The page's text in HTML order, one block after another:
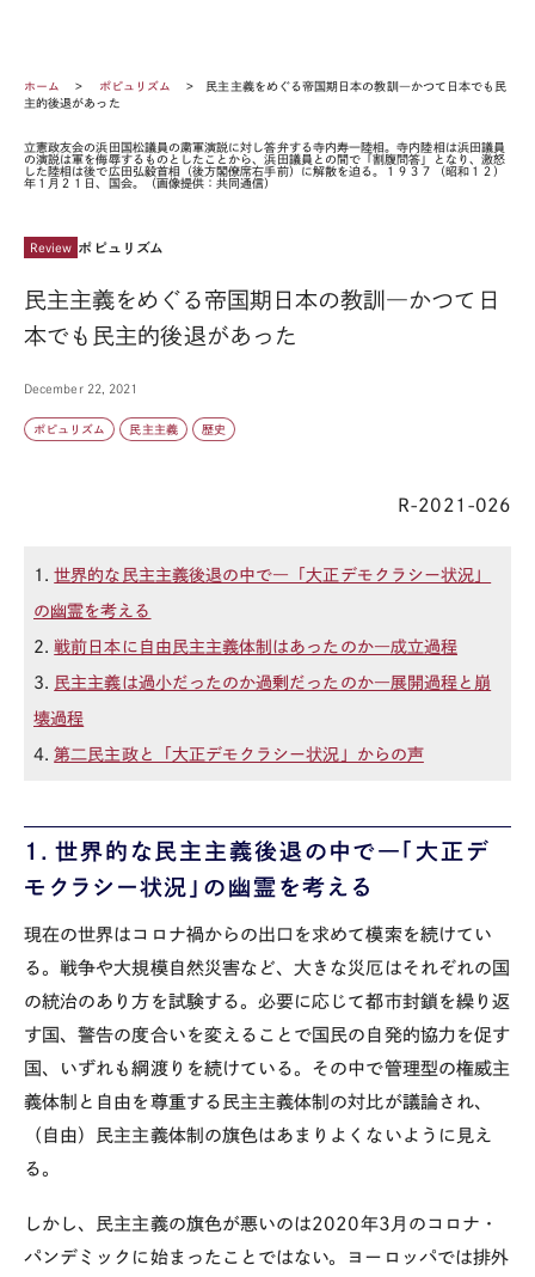
ホーム ポピュリズム
民主主義をめぐる帝国期日本の教訓―かつて日本でも民
主的後退があった
立憲政友会の浜田国松議員の粛軍演説に対し答弁する寺内寿一陸相。寺内陸相は浜田議員
の演説は軍を侮辱するものとしたことから、浜田議員との間で「割腹問答」となり、激怒
した陸相は後で広田弘毅首相（後方閣僚席右手前）に解散を迫る。１９３７（昭和１２）
年１月２１日、国会。（画像提供：共同通信）
Review ポピュリズム
民主主義をめぐる帝国期日本の教訓―かつて日
本でも民主的後退があった
December 22, 2021
ポピュリズム 民主主義 歴史
R-2021-026
1.世界的な民主主義後退の中で―「大正デモクラシー状況」
の幽霊を考える
2.戦前日本に自由民主主義体制はあったのか―成立過程
3. 民主主義は過小だったのか過剰だったのか―展開過程と崩
壊過程
4.第二民主政と「大正デモクラシー状況」からの声
1
．世界的な民主主義後退の中で―「大正デ
モクラシー状況」の幽霊を考える
現在の世界はコロナ禍からの出口を求めて模索を続けてい
る。戦争や大規模自然災害など、大きな災厄はそれぞれの国
の統治のあり方を試験する。必要に応じて都市封鎖を繰り返
す国、警告の度合いを変えることで国民の自発的協力を促す
国、いずれも綱渡りを続けている。その中で管理型の権威主
義体制と自由を尊重する民主主義体制の対比が議論され、
（自由）民主主義体制の旗色はあまりよくないように見え
る。
しかし、民主主義の旗色が悪いのは2020年3月のコロナ・
パンデミックに始まったことではない。ヨーロッパでは排外